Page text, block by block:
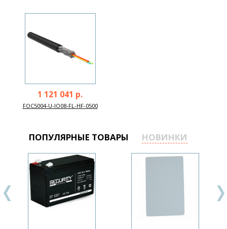
1 121 041 р.
FOC5004-U-IO08-FL-HF-0500
ПОПУЛЯРНЫЕ ТОВАРЫ НОВИНКИ